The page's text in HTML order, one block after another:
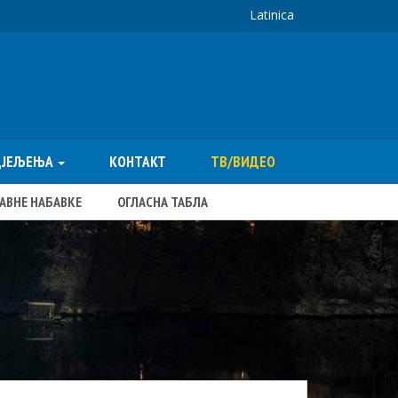
Latinica
КОНТАКТ ТВ/ВИДЕО
НАБАВКЕ ОГЛАСНА ТАБЛА